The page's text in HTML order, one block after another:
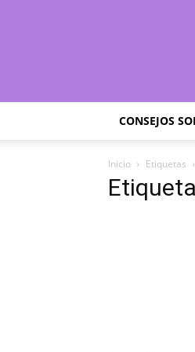
CONSEJOS
Inicio Etiquetas